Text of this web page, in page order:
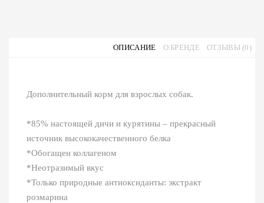
ОПИСАНИЕ О БРЕНДЕ ОТЗЫВЫ (0)
Дополнительный корм для взрослых собак.
*85% настоящей дичи и курятины – прекрасный
источник высококачественного белка
*Обогащен коллагеном
*Неотразимый вкус
*Только природные антиоксиданты: экстракт
розмарина